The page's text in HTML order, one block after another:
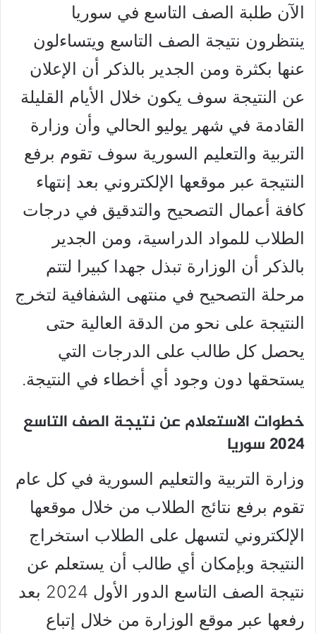
الآن طلبة الصف التاسع في سوريا
ينتظرون نتيجة الصف التاسع ويتساءلون
عنها بكثرة ومن الجدير بالذكر أن الإعلان
عن النتيجة سوف يكون خلال الأيام القليلة
القادمة في شهر يوليو الحالي وأن وزارة
التربية والتعليم السورية سوف تقوم برفع
النتيجة عبر موقعها الإلكتروني بعد إنتهاء
كافة أعمال التصحيح والتدقيق في درجات
الطلاب للمواد الدراسية، ومن الجدير
بالذكر أن الوزارة تبذل جهدا كبيرا لتتم
مرحلة التصحيح في منتهى الشفافية لتخرج
النتيجة على نحو من الدقة العالية حتى
يحصل كل طالب على الدرجات التي
يستحقها دون وجود أي أخطاء في النتيجة.
خطوات الاستعلام عن نتيجة الصف التاسع
2024 سوريا
وزارة التربية والتعليم السورية في كل عام
تقوم برفع نتائج الطلاب من خلال موقعها
الإلكتروني لتسهل على الطلاب استخراج
النتيجة وبإمكان أي طالب أن يستعلم عن
نتيجة الصف التاسع الدور الأول 2024 بعد
رفعها عبر موقع الوزارة من خلال إتباع